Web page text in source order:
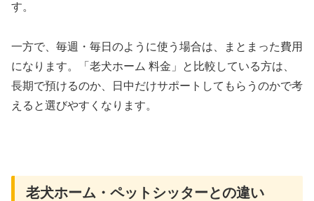
す。
一方で、毎週・毎日のように使う場合は、まとまった費用
になります。「老犬ホーム 料金」と比較している方は、
長期で預けるのか、日中だけサポートしてもらうのかで考
えると選びやすくなります。
老犬ホーム・ペットシッターとの違い